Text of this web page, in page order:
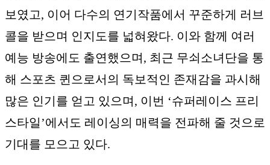
보였고, 이어 다수의 연기작품에서 꾸준하게 러브
콜을 받으며 인지도를 넓혀왔다. 이와 함께 여러
예능 방송에도 출연했으며, 최근 무쇠소녀단을 통
해 스포츠 퀸으로서의 독보적인 존재감을 과시해
많은 인기를 얻고 있으며, 이번 ‘슈퍼레이스 프리
스타일’에서도 레이싱의 매력을 전파해 줄 것으로
기대를 모으고 있다.